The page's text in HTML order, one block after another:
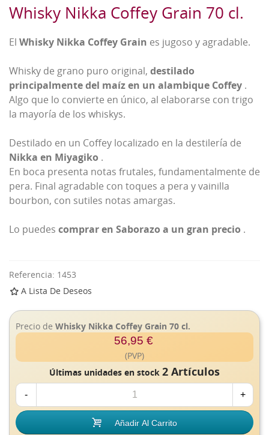
Whisky Nikka Coffey Grain 70 cl.
El Whisky Nikka Coffey Grain es jugoso y agradable.
Whisky de grano puro original, destilado
principalmente del maíz en un alambique Coffey .
Algo que lo convierte en único, al elaborarse con trigo
la mayoría de los whiskys.
Destilado en un Coffey localizado en la destilería de
Nikka en Miyagiko .
En boca presenta notas frutales, fundamentalmente de
pera. Final agradable con toques a pera y vainilla
bourbon, con sutiles notas amargas.
Lo puedes comprar en Saborazo a un gran precio .
Referencia: 1453
A Lista De Deseos
Precio de Whisky Nikka Coffey Grain 70 cl.
56,95 €
(PVP)
Últimas unidades en stock 2 Artículos
- +
Añadir Al Carrito